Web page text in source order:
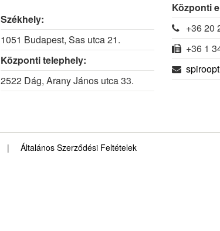
Székhely:
1051 Budapest, Sas utca 21.
Központi telephely:
2522 Dág, Arany János utca 33.
Központi
+36 20
+36 1
| Általános Szerződési Feltételek